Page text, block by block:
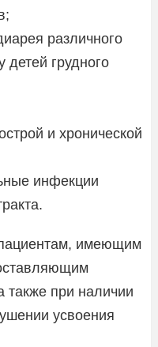
различного
детей грудного
и хронической
инфекции
имеющим
также при наличии
усвоения